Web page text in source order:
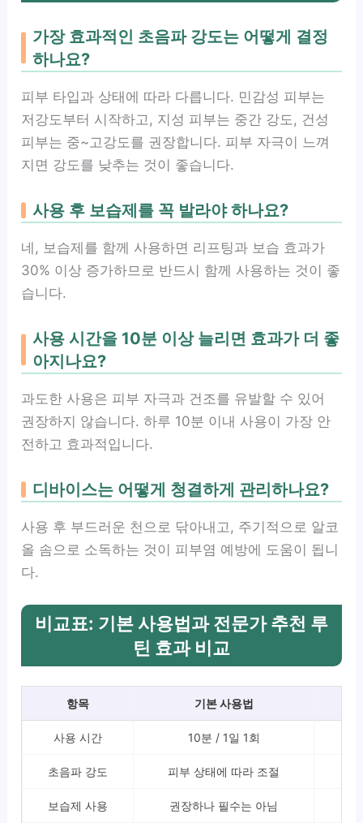
가장 효과적인 초음파 강도는 어떻게 결정
하나요?
피부 타입과 상태에 따라 다릅니다. 민감성 피부는
저강도부터 시작하고, 지성 피부는 중간 강도, 건성
피부는 중~고강도를 권장합니다. 피부 자극이 느껴
지면 강도를 낮추는 것이 좋습니다.
사용 후 보습제를 꼭 발라야 하나요?
네, 보습제를 함께 사용하면 리프팅과 보습 효과가
30% 이상 증가하므로 반드시 함께 사용하는 것이 좋
습니다.
사용 시간을 10분 이상 늘리면 효과가 더 좋
아지나요?
과도한 사용은 피부 자극과 건조를 유발할 수 있어
권장하지 않습니다. 하루 10분 이내 사용이 가장 안
전하고 효과적입니다.
디바이스는 어떻게 청결하게 관리하나요?
사용 후 부드러운 천으로 닦아내고, 주기적으로 알코
올 솜으로 소독하는 것이 피부염 예방에 도움이 됩니
다.
비교표: 기본 사용법과 전문가 추천 루
틴 효과 비교
항목 기본 사용법
사용 시간 10분 / 1일 1회
초음파 강도 피부 상태에 따라 조절
보습제 사용 권장하나 필수는 아님